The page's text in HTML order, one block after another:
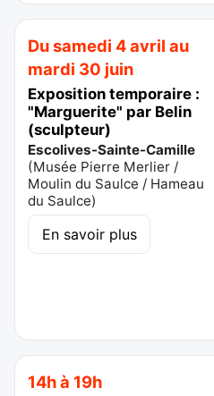
Du samedi 4 avril au
mardi 30 juin
Exposition temporaire :
"Marguerite" par Belin
(sculpteur)
Escolives-Sainte-Camille
(Musée Pierre Merlier /
Moulin du Saulce / Hameau
du Saulce)
En savoir plus
14h à 19h